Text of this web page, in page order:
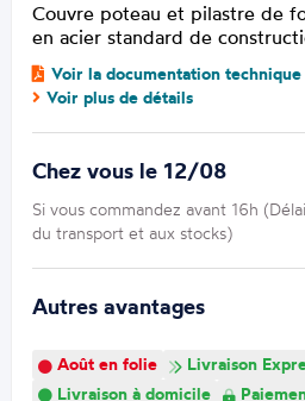
Couvre poteau et pilastre de
en acier standard de
Voir la documentation technique
Voir plus de détails
Chez vous le 12/08
Si vous commandez avant 16h
du transport et aux stocks)
Autres avantages
Août en folie
Livraison
Livraison à domicile